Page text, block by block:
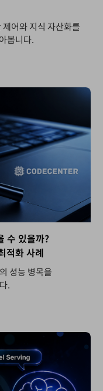
어와 지식 자산화를
봅니다.
수 있을까?
적화 사례
성능 병목을
.